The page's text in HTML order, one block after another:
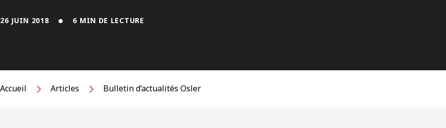
26 JUIN 2018 6 MIN DE LECTURE
Accueil Articles Bulletin d’actualités Osler